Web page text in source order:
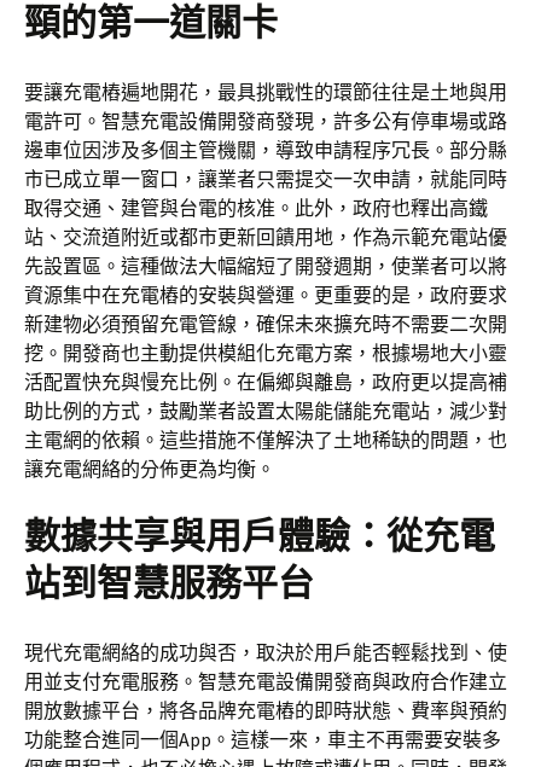
頸的第一道關卡
要讓充電樁遍地開花，最具挑戰性的環節往往是土地與用
電許可。智慧充電設備開發商發現，許多公有停車場或路
邊車位因涉及多個主管機關，導致申請程序冗長。部分縣
市已成立單一窗口，讓業者只需提交一次申請，就能同時
取得交通、建管與台電的核准。此外，政府也釋出高鐵
站、交流道附近或都市更新回饋用地，作為示範充電站優
先設置區。這種做法大幅縮短了開發週期，使業者可以將
資源集中在充電樁的安裝與營運。更重要的是，政府要求
新建物必須預留充電管線，確保未來擴充時不需要二次開
挖。開發商也主動提供模組化充電方案，根據場地大小靈
活配置快充與慢充比例。在偏鄉與離島，政府更以提高補
助比例的方式，鼓勵業者設置太陽能儲能充電站，減少對
主電網的依賴。這些措施不僅解決了土地稀缺的問題，也
讓充電網絡的分佈更為均衡。
數據共享與用戶體驗：從充電
站到智慧服務平台
現代充電網絡的成功與否，取決於用戶能否輕鬆找到、使
用並支付充電服務。智慧充電設備開發商與政府合作建立
開放數據平台，將各品牌充電樁的即時狀態、費率與預約
功能整合進同一個App。這樣一來，車主不再需要安裝多